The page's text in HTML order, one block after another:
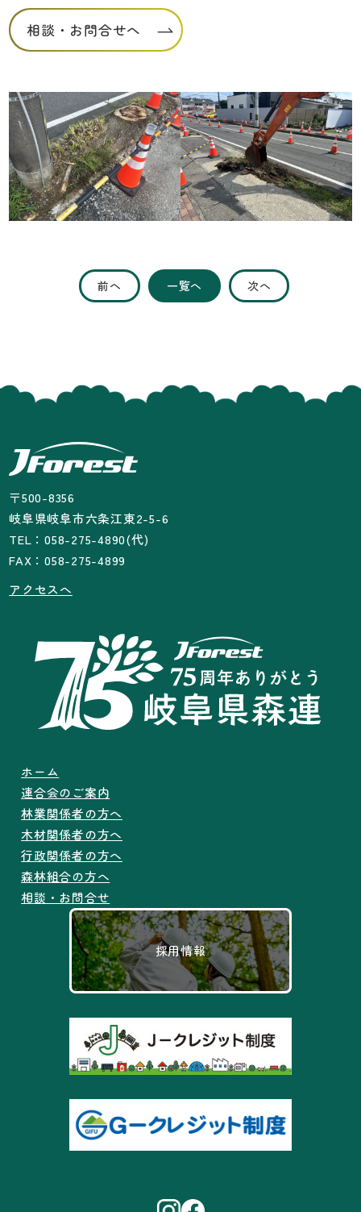
相談・お問合せへ
前へ 一覧へ 次へ
〒500-8356
岐阜県岐阜市六条江東2-5-6
TEL：058-275-4890(代)
FAX：058-275-4899
アクセスへ
ホーム
連合会のご案内
林業関係者の方へ
木材関係者の方へ
行政関係者の方へ
森林組合の方へ
相談・お問合せ
採用情報